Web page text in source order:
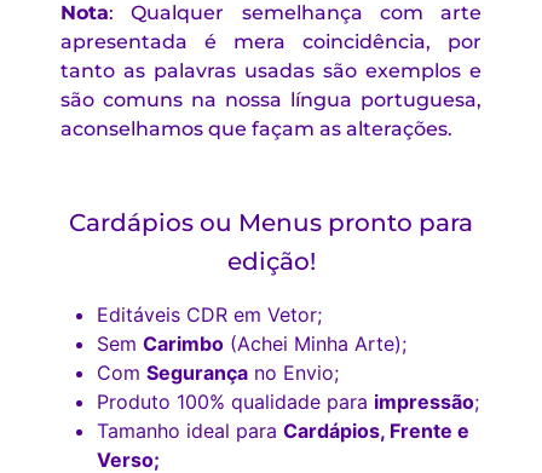
Nota: Qualquer semelhança com arte
apresentada é mera coincidência, por
tanto as palavras usadas são exemplos e
são comuns na nossa língua portuguesa,
aconselhamos que façam as alterações.
Cardápios ou Menus pronto para
edição!
Editáveis CDR em Vetor;
Sem Carimbo (Achei Minha Arte);
Com Segurança no Envio;
Produto 100% qualidade para impressão;
Tamanho ideal para Cardápios, Frente e
Verso;